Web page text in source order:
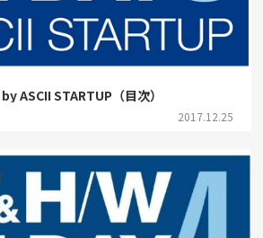
ASCII STARTUP（目次）
2017.12.25